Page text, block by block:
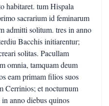
habitaret. tum Hispala
sacrarium id feminarum
admitti solitum. tres in anno
Bacchis initiarentur;
solitas. Pacullam
omnia, tamquam deum
eam primam filios suos
Cerrinios; et nocturnum
anno diebus quinos